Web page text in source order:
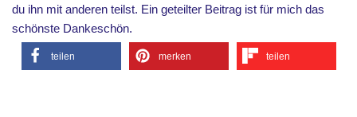
du ihn mit anderen teilst. Ein geteilter Beitrag ist für mich das
schönste Dankeschön.
teilen merken teilen